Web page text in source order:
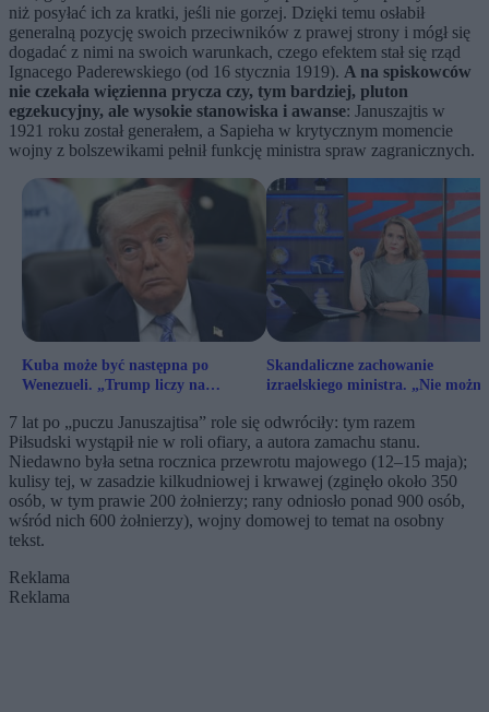
niż posyłać ich za kratki, jeśli nie gorzej. Dzięki temu osłabił
generalną pozycję swoich przeciwników z prawej strony i mógł się
dogadać z nimi na swoich warunkach, czego efektem stał się rząd
Ignacego Paderewskiego (od 16 stycznia 1919). A na spiskowców
nie czekała więzienna prycza czy, tym bardziej, pluton
egzekucyjny, ale wysokie stanowiska i awanse: Januszajtis w
1921 roku został generałem, a Sapieha w krytycznym momencie
wojny z bolszewikami pełnił funkcję ministra spraw zagranicznych.
Kuba może być następna po
Wenezueli. „Trump liczy na
Wenezueli”
Skandaliczne zachowanie
izraelskiego ministra. „Nie można
7 lat po „puczu Januszajtisa” role się odwróciły: tym razem
Piłsudski wystąpił nie w roli ofiary, a autora zamachu stanu.
Niedawno była setna rocznica przewrotu majowego (12–15 maja);
kulisy tej, w zasadzie kilkudniowej i krwawej (zginęło około 350
osób, w tym prawie 200 żołnierzy; rany odniosło ponad 900 osób,
wśród nich 600 żołnierzy), wojny domowej to temat na osobny
tekst.
Reklama
Reklama